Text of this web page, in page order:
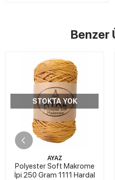
Benzer
STOKTA YOK
AYAZ
Polyester Soft Makrome
İpi 250 Gram 1111 Hardal